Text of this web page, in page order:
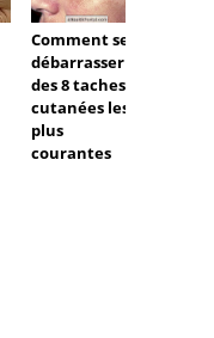
Comment se
débarrasser
des 8 taches
cutanées les
plus
courantes